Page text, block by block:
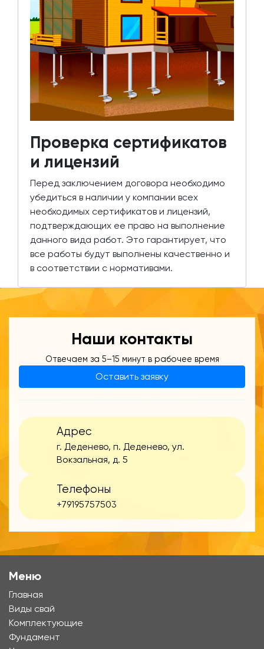
Проверка сертификатов
и лицензий
Перед заключением договора необходимо
убедиться в наличии у компании всех
необходимых сертификатов и лицензий,
подтверждающих ее право на выполнение
данного вида работ. Это гарантирует, что
все работы будут выполнены качественно и
в соответствии с нормативами.
Наши контакты
Отвечаем за 5–15 минут в рабочее время
Оставить заявку
Адрес
г. Деденево, п. Деденево, ул.
Вокзальная, д. 5
Телефоны
+79195757503
Меню
Главная
Виды свай
Комплектующие
Фундамент